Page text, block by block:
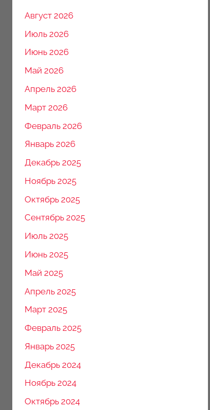
Август 2026
Июль 2026
Июнь 2026
Май 2026
Апрель 2026
Март 2026
Февраль 2026
Январь 2026
Декабрь 2025
Ноябрь 2025
Октябрь 2025
Сентябрь 2025
Июль 2025
Июнь 2025
Май 2025
Апрель 2025
Март 2025
Февраль 2025
Январь 2025
Декабрь 2024
Ноябрь 2024
Октябрь 2024